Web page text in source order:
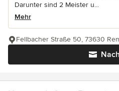
Darunter sind 2 Meister u...
Mehr
Fellbacher Straße 50, 73630